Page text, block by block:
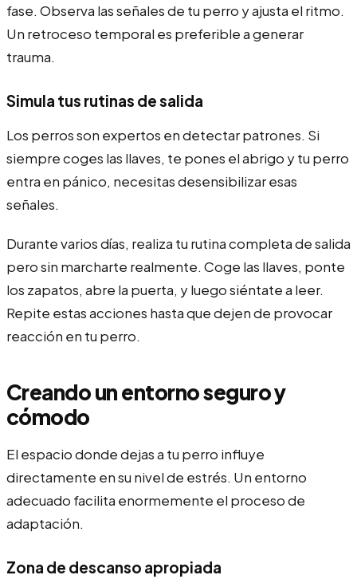
fase. Observa las señales de tu perro y ajusta el ritmo.
Un retroceso temporal es preferible a generar
trauma.
Simula tus rutinas de salida
Los perros son expertos en detectar patrones. Si
siempre coges las llaves, te pones el abrigo y tu perro
entra en pánico, necesitas desensibilizar esas
señales.
Durante varios días, realiza tu rutina completa de salida
pero sin marcharte realmente. Coge las llaves, ponte
los zapatos, abre la puerta, y luego siéntate a leer.
Repite estas acciones hasta que dejen de provocar
reacción en tu perro.
Creando un entorno seguro y
cómodo
El espacio donde dejas a tu perro influye
directamente en su nivel de estrés. Un entorno
adecuado facilita enormemente el proceso de
adaptación.
Zona de descanso apropiada